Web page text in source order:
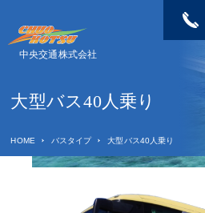
中央交通株式会社
大型バス40人乗り
HOME バスタイプ 大型バス40人乗り